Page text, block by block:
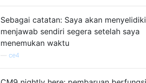
Sebagai catatan: Saya akan
menjawab sendiri segera setelah saya
menemukan waktu
ce4